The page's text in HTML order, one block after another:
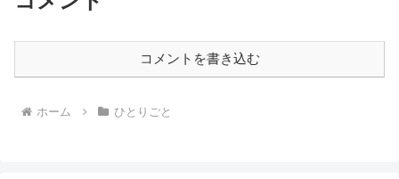
コメントを書き込む
ホーム ひとりごと